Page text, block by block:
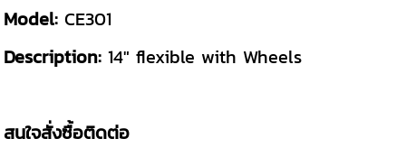
Model:CE301
Description:14" flexible with Wheels
สนใจสั่งซื้อติดต่อ